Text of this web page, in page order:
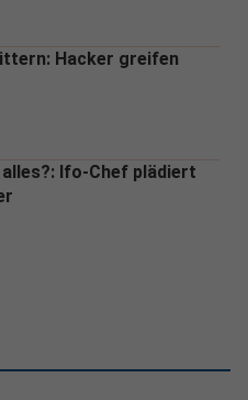
Hacker greifen
Ifo-Chef plädiert